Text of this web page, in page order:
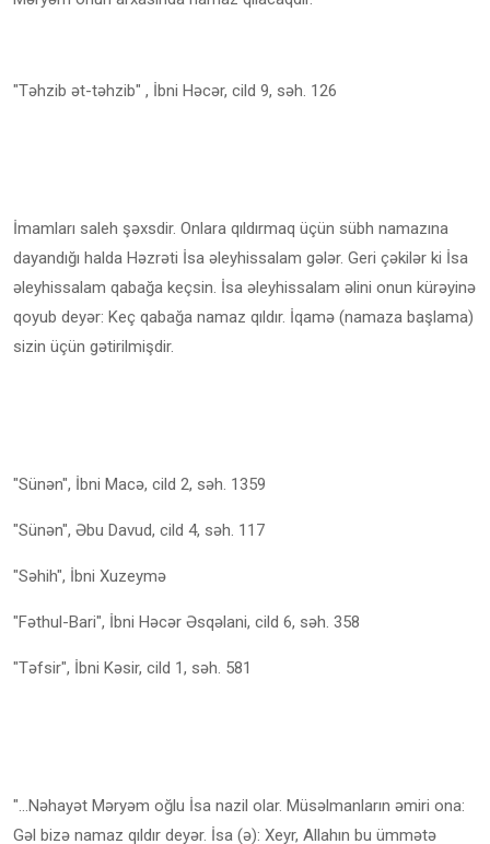
"Təhzib ət-təhzib" , İbni Həcər, cild 9, səh. 126
İmamları saleh şəxsdir. Onlara qıldırmaq üçün sübh namazına
dayandığı halda Həzrəti İsa əleyhissalam gələr. Geri çəkilər ki İsa
əleyhissalam qabağa keçsin. İsa əleyhissalam əlini onun kürəyinə
qoyub deyər: Keç qabağa namaz qıldır. İqamə (namaza başlama)
sizin üçün gətirilmişdir.
"Sünən", İbni Macə, cild 2, səh. 1359
"Sünən", Əbu Davud, cild 4, səh. 117
"Səhih", İbni Xuzeymə
"Fəthul-Bari", İbni Həcər Əsqəlani, cild 6, səh. 358
"Təfsir", İbni Kəsir, cild 1, səh. 581
"...Nəhayət Məryəm oğlu İsa nazil olar. Müsəlmanların əmiri ona:
Gəl bizə namaz qıldır deyər. İsa (ə): Xeyr, Allahın bu ümmətə